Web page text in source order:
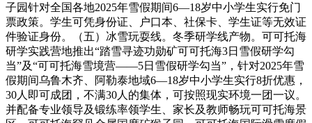
子园针对全国各地2025年雪假期间6—18岁中小学生实行免门
票政策。学生可凭身份证、户口本、社保卡、学生证等无效证
件验证身份。（五）冰雪玩耍线。冬季研学线产物。可可托海
研学实践营地推出“踏雪寻迹功勋矿可可托海3日雪假研学勾
当”及“可可托海雪境营——5日雪假研学勾当”，针对2025年雪
假期间乌鲁木齐、阿勒泰地域6—18岁中小学生实行8折优惠，
30人即可成团，不满30人的集体，可按照现实环境一团一议。
并配备专业领导及锻练率领学生、家长及教师畅玩可可托海景